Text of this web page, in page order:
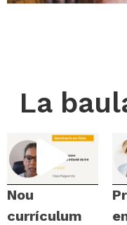
La
Nou
currículum